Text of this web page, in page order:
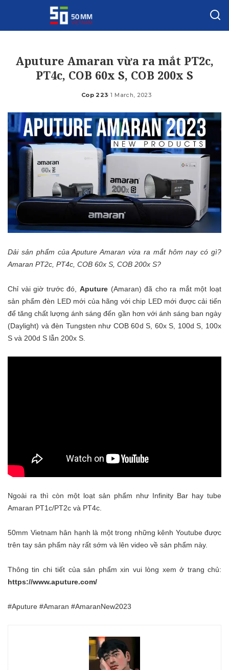
Aputure Amaran vừa ra mắt PT2c,
PT4c, COB 60x S, COB 200x S
Posted
Cop 223 1 March, 2023
Dải sản phẩm của Aputure Amaran vừa ra mắt hôm nay có gì?
Amaran PT2c, PT4c, COB 60x S, COB 200x S?
Chỉ vài giờ trước đó, Aputure(Amaran) đã cho ra mắt một loạt
sản phẩm đèn LED mới của hãng với chip LED mới được cải tiến
để tăng chất lượng ánh sáng đến gần hơn với ánh sáng ban ngày
(Daylight) và đèn Tungsten như COB 60d S, 60x S, 100d S, 100x
S và 200d S lẫn 200x S.
Ngoài ra thì còn một loạt sản phẩm như Infinity Bar hay tube
Amaran PT1c/PT2c và PT4c.
50mm Vietnam hân hạnh là một trong những kênh Youtube được
trên tay sản phẩm này rất sớm và lên video về sản phẩm này.
Thông tin chi tiết của sản phẩm xin vui lòng xem ở trang chủ:
https://www.aputure.com/
#Aputure #Amaran #AmaranNew2023